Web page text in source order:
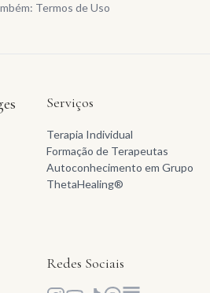
Termos de Uso
Serviços
Terapia Individual
Formação de Terapeutas
Autoconhecimento em Grupo
ThetaHealing®
Redes Sociais